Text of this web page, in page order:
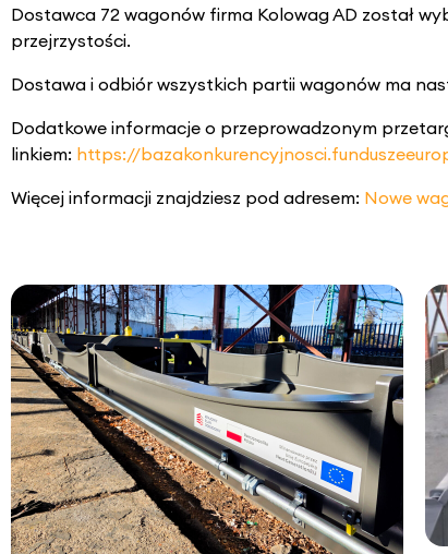
Dostawca 72 wagonów firma Kolowag AD został
przejrzystości.
Dostawa i odbiór wszystkich partii wagonów ma
Dodatkowe informacje o przeprowadzonym
linkiem: https://
Więcej informacji znajdziesz pod adresem: Nowe